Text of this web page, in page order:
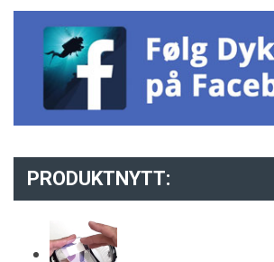
PRODUKTNYTT: